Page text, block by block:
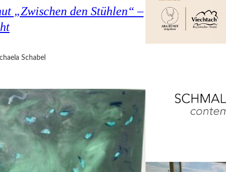
„Zwischen den Stühlen“ –
Schabel